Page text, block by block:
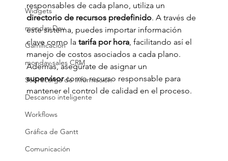
Widgets
monday Dev
Gamificación
monday sales CRM
Sobrecarga de información
Descanso inteligente
Workflows
Gráfica de Gantt
Comunicación
responsables de cada plano, utiliza un
directorio de recursos predefinido. A través de
este sistema, puedes importar información
clave como la tarifa por hora, facilitando así el
manejo de costos asociados a cada plano.
Además, asegúrate de asignar un
supervisor como recurso responsable para
mantener el control de calidad en el proceso.